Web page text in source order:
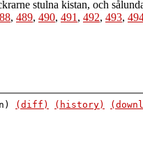
stulna kistan, och
, 489, 490, 491 , 492, 493,
(diff) (history)